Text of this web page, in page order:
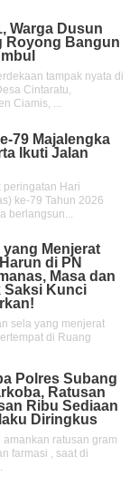
Warga Dusun
Royong Bangun
tampak nyata di
Cintaratu,
Ciamis, ...
79 Majalengka
Ikuti Jalan
peringatan Hari
ke-79 Tahun 2026
berlangsun...
Menjerat
di PN
Masa dan
Saksi Kunci
sela yang menjerat
di Ruang
Polres Subang
Ratusan
Ribu Sediaan
Diringkus
ratusan gram
farmasi , saat di